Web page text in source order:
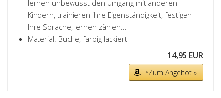
lernen unbewusst den Umgang mit anderen
Kindern, trainieren ihre Eigenständigkeit, festigen
Ihre Sprache, lernen zählen...
Material: Buche, farbig lackiert
14,95 EUR
*Zum Angebot »